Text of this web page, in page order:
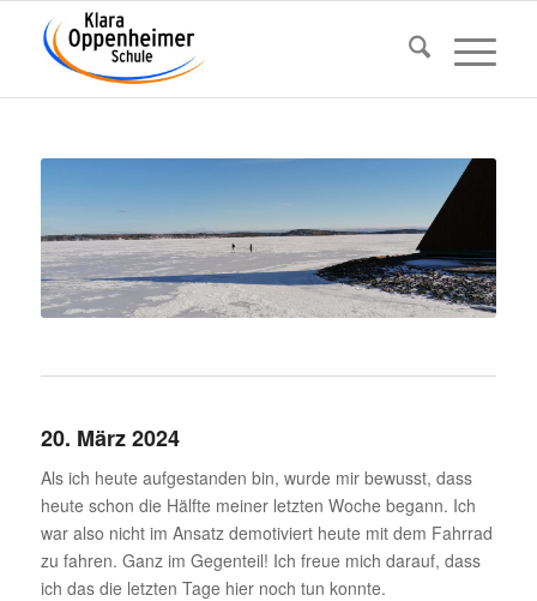
20. März 2024
Als ich heute aufge­standen bin, wurde mir bewusst, dass
heute schon die Hälfte meiner letzten Woche begann. Ich
war also nicht im Ansatz demo­ti­viert heute mit dem Fahrrad
zu fahren. Ganz im Gegen­teil! Ich freue mich darauf, dass
ich das die letzten Tage hier noch tun konnte.